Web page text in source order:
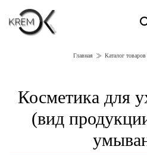
Главная Каталог товаров
Косметика для
(вид